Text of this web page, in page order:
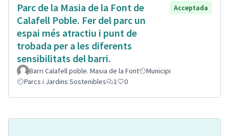
Parc de la Masia de la Font de
Calafell Poble. Fer del parc un
espai més atractiu i punt de
trobada per a les diferents
sensibilitats del barri.
Acceptada
Barri Calafell poble. Masia de la Font
Municipi
Parcs i Jardins Sostenibles
1 0